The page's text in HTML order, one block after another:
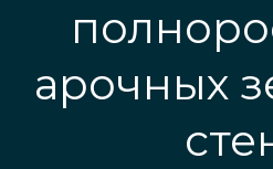
арочных